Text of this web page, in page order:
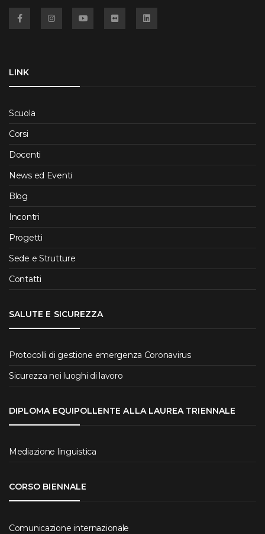
LINK
Scuola
Corsi
Docenti
News ed Eventi
Blog
Incontri
Progetti
Sede e Strutture
Contatti
SALUTE E SICUREZZA
Protocolli di gestione emergenza Coronavirus
Sicurezza nei luoghi di lavoro
DIPLOMA EQUIPOLLENTE ALLA LAUREA TRIENNALE
Mediazione linguistica
CORSO BIENNALE
Comunicazione internazionale